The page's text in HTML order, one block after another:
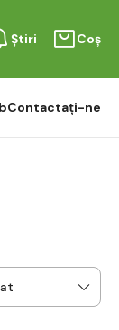
Știri Coș
Contactați-ne